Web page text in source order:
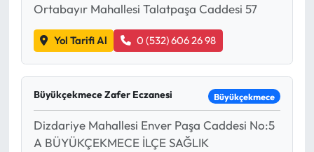
Ortabayır Mahallesi Talatpaşa Caddesi 57
Yol Tarifi Al 0 (532) 606 26 98
Büyükçekmece Zafer Eczanesi Büyükçekmece
Dizdariye Mahallesi Enver Paşa Caddesi No:5
A BÜYÜKÇEKMECE İLÇE SAĞLIK